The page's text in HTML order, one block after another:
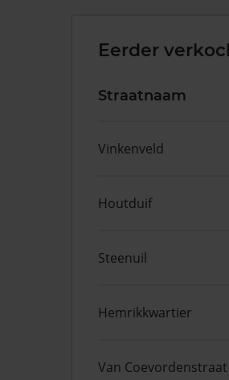
Eerder
Straatnaam
Vinkenveld
Houtduif
Steenuil
Hemrikkwartier
Van Coevordenstraat